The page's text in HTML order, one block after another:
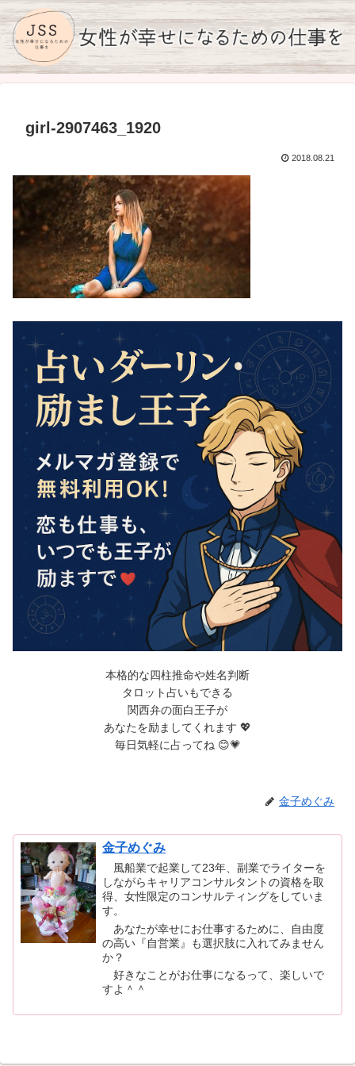
girl-2907463_1920
2018.08.21
本格的な四柱推命や姓名判断
タロット占いもできる
関西弁の面白王子が
あなたを励ましてくれます 💖
毎日気軽に占ってね 😊💗
金子めぐみ
金子めぐみ
風船業で起業して23年、副業でライターを
しながらキャリアコンサルタントの資格を取
得、女性限定のコンサルティングをしていま
す。
あなたが幸せにお仕事するために、自由度
の高い『自営業』も選択肢に入れてみません
か？
好きなことがお仕事になるって、楽しいで
すよ＾＾